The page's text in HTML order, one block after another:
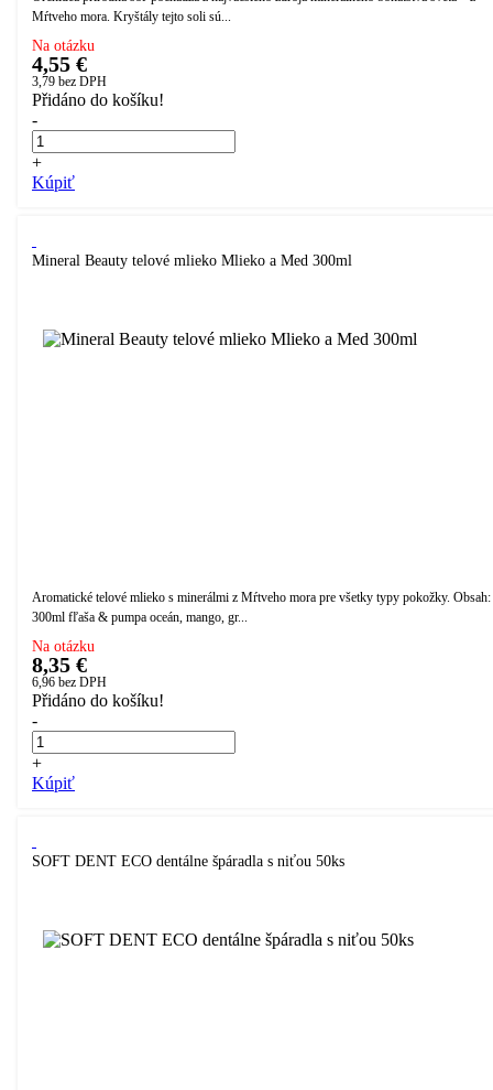
Mŕtveho mora. Kryštály tejto soli sú...
Na otázku
4,55 €
3,79 bez DPH
Přidáno do košíku!
-
+
Kúpiť
Mineral Beauty telové mlieko Mlieko a Med 300ml
Aromatické telové mlieko s minerálmi z Mŕtveho mora pre všetky typy pokožky. Obsah:
300ml fľaša & pumpa oceán, mango, gr...
Na otázku
8,35 €
6,96 bez DPH
Přidáno do košíku!
-
+
Kúpiť
SOFT DENT ECO dentálne špáradla s niťou 50ks